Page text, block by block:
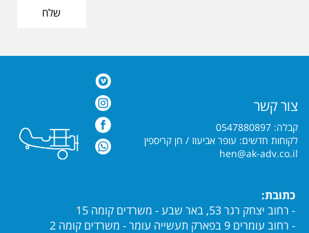
שלח
צור קשר
קבלה: 0547880897
לקוחות חדשים: עופר אביעוז / חן קריספין
hen@ak-adv.co.il
כתובת:
- רחוב יצחק רגר 53, באר שבע - משרדים קומה 15
- רחוב עומרים 9 בפארק תעשייה עומר - משרדים קומה 2